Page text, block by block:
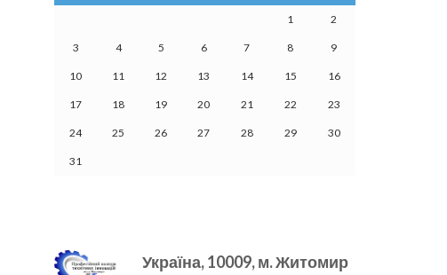
1 2
3 4 5 6 7 8 9
10 11 12 13 14 15 16
17 18 19 20 21 22 23
24 25 26 27 28 29 30
31
Україна, 10009, м.Житомир